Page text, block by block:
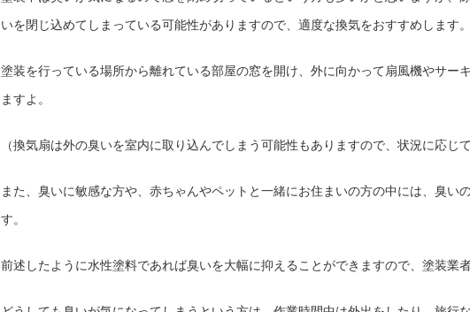
いを閉じ込めてしまっている可能性がありますので、適度な換気をおすすめします
塗装を行っている場所から離れている部屋の窓を開け、外に向かって扇風機やサー
ますよ。
（換気扇は外の臭いを室内に取り込んでしまう可能性もありますので、状況に応じ
また、臭いに敏感な方や、赤ちゃんやペットと一緒にお住まいの方の中には、臭
す。
前述したように水性塗料であれば臭いを大幅に抑えることができますので、塗装業